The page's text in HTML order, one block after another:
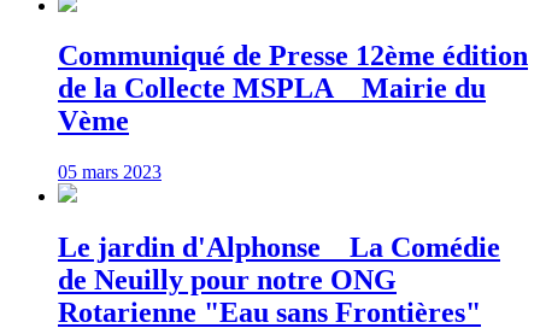
Communiqué de Presse 12ème édition
de la Collecte MSPLA _ Mairie du
Vème
05 mars 2023
Le jardin d'Alphonse _ La Comédie
de Neuilly pour notre ONG
Rotarienne "Eau sans Frontières"